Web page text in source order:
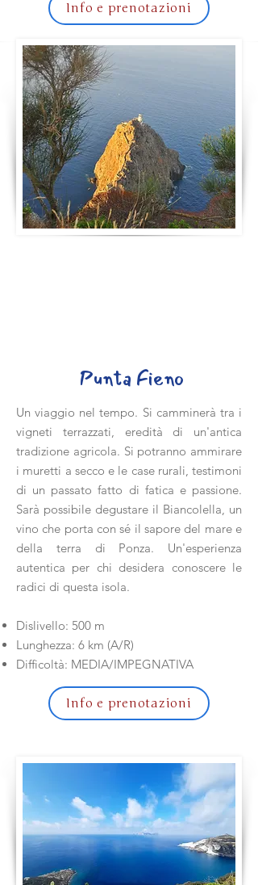
Info e prenotazioni
Punta Fieno
Un viaggio nel tempo. Si camminerà tra i
vigneti terrazzati, eredità di un'antica
tradizione agricola. Si potranno ammirare
i muretti a secco e le case rurali, testimoni
di un passato fatto di fatica e passione.
Sarà possibile degustare il Biancolella, un
vino che porta con sé il sapore del mare e
della terra di Ponza. Un'esperienza
autentica per chi desidera conoscere le
radici di questa isola.
Dislivello: 500 m
Lunghezza: 6 km (A/R)
Difficoltà: MEDIA/IMPEGNATIVA
Info e prenotazioni